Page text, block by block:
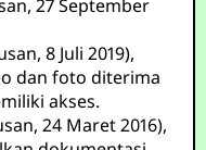
27 September
8 Juli 2019),
dan foto diterima
akses.
24 Maret 2016),